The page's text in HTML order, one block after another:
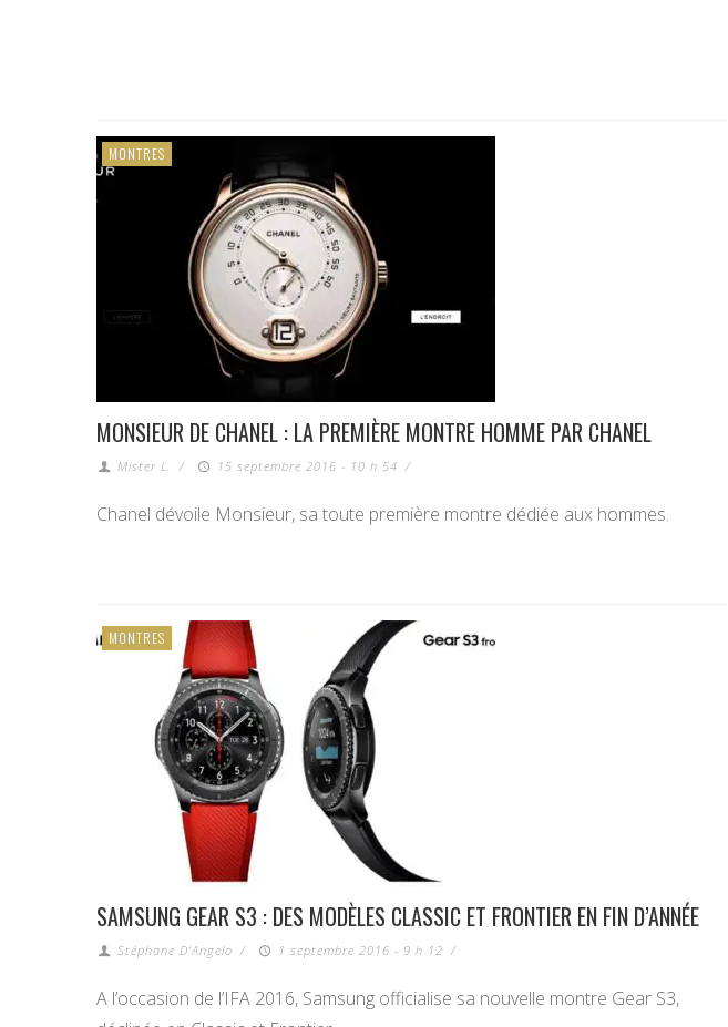
MONTRES
MONSIEUR DE CHANEL : LA PREMIÈRE MONTRE HOMME PAR CHANEL
Mister L. / 15 septembre 2016 - 10 h 54 /
Chanel dévoile Monsieur, sa toute première montre dédiée aux hommes.
MONTRES
SAMSUNG GEAR S3 : DES MODÈLES CLASSIC ET FRONTIER EN FIN D’ANNÉE
Stéphane D'Angelo / 1 septembre 2016 - 9 h 12 /
A l’occasion de l’IFA 2016, Samsung officialise sa nouvelle montre Gear S3,